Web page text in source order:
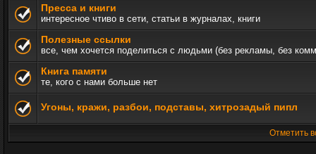
Пресса и книги
интересное чтиво в сети, статьи в журналах, книги
Полезные ссылки
все, чем хочется поделиться с людьми (без рекламы, без
Книга памяти
те, кого с нами больше нет
Угоны, кражи, разбои, подставы, хитрозадый пипл
Отметить